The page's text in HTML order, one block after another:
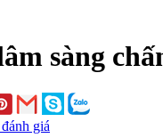
sàng
giá